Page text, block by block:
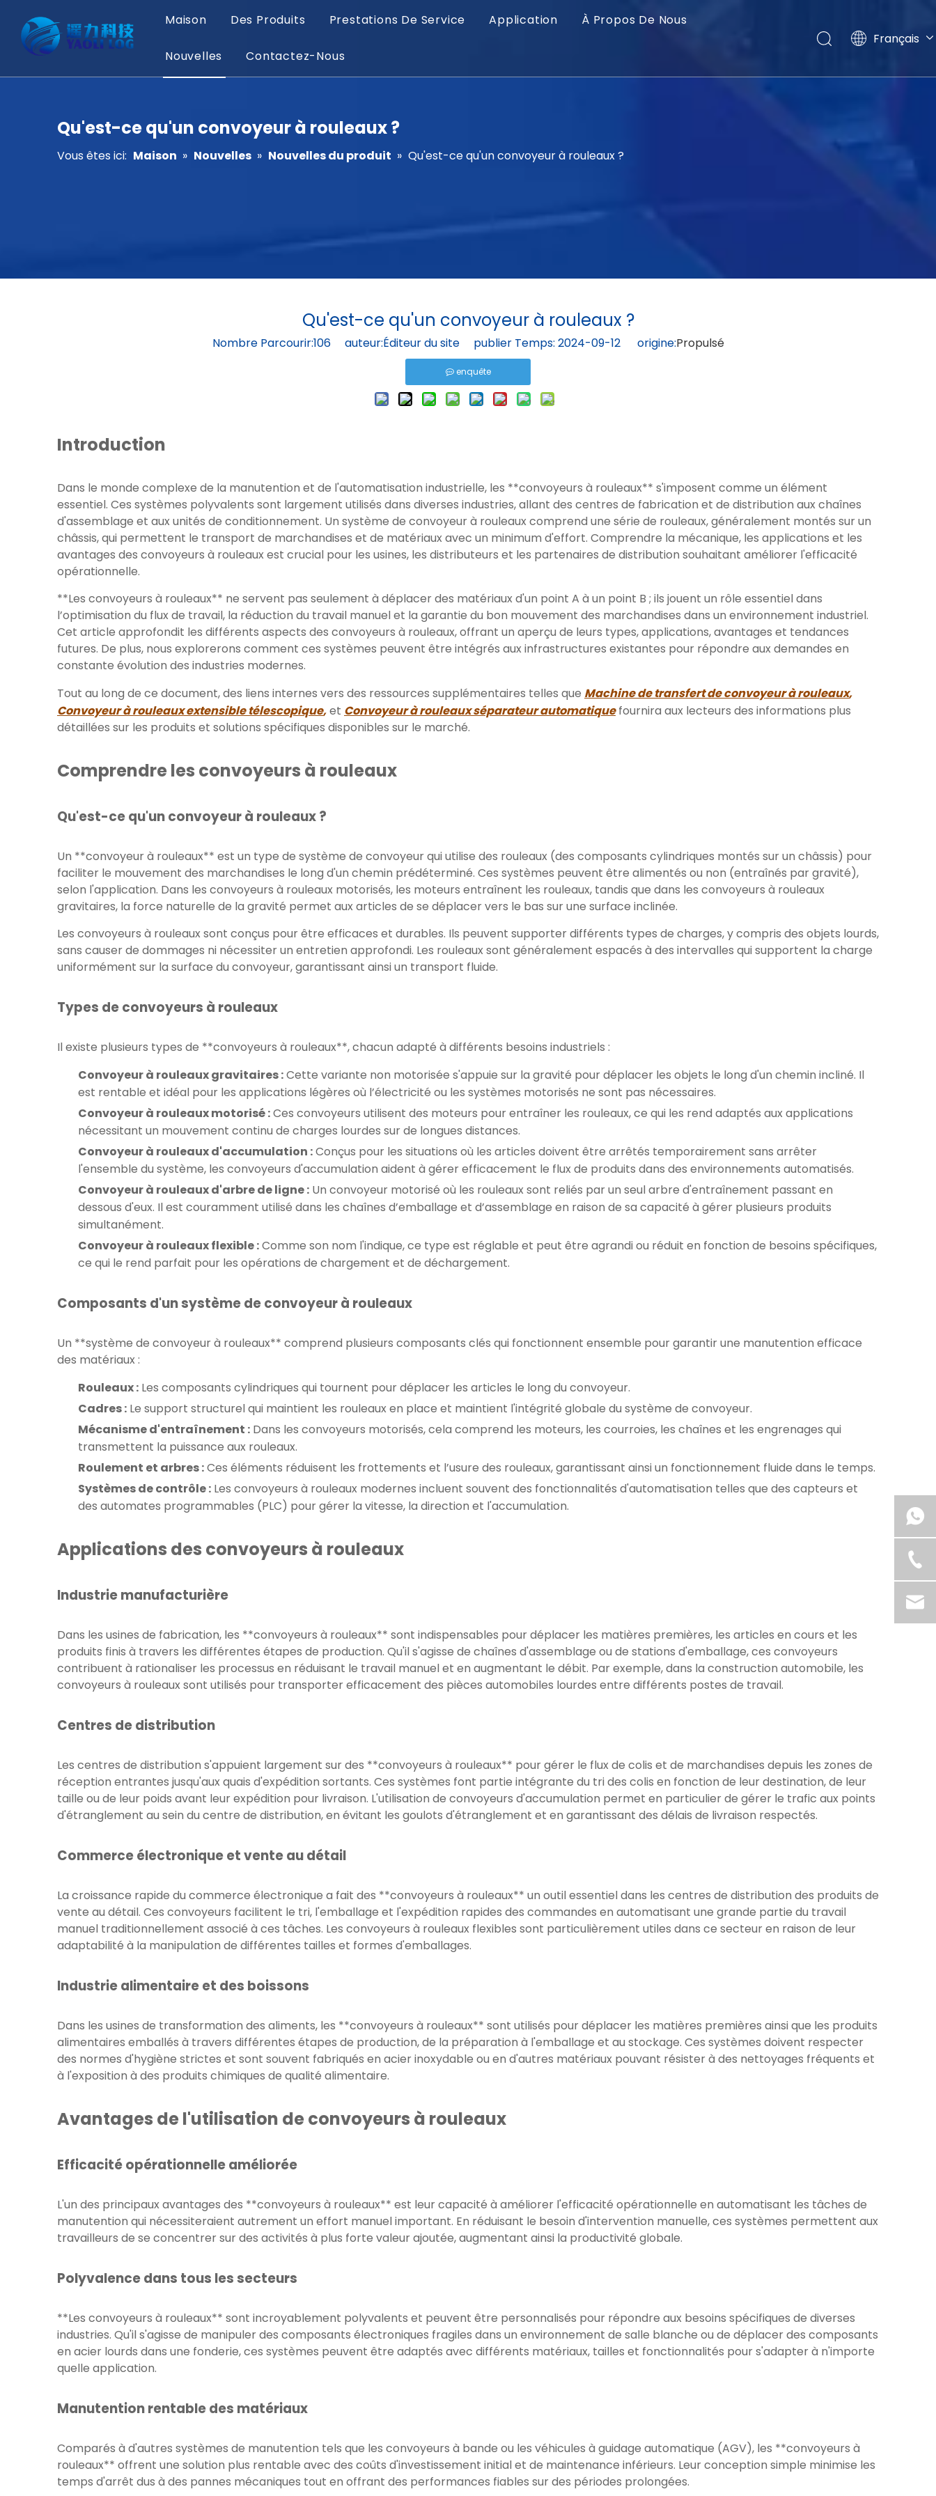
Maison Des Produits Prestations De Service Application À Propos De Nous
Nouvelles Contactez-Nous
Français
العربية
Qu'est-ce qu'un convoyeur à rouleaux ?
Vous êtes ici: Maison » Nouvelles » Nouvelles du produit » Qu'est-ce qu'un convoyeur à rouleaux ?
Qu'est-ce qu'un convoyeur à rouleaux ?
Nombre Parcourir:106auteur:Éditeur du site publier Temps: 2024-09-12 origine:Propulsé
enquête
Introduction
Dans le monde complexe de la manutention et de l'automatisation industrielle, les **convoyeurs à rouleaux** s'imposent comme un élément
essentiel. Ces systèmes polyvalents sont largement utilisés dans diverses industries, allant des centres de fabrication et de distribution aux chaînes
d'assemblage et aux unités de conditionnement. Un système de convoyeur à rouleaux comprend une série de rouleaux, généralement montés sur un
châssis, qui permettent le transport de marchandises et de matériaux avec un minimum d'effort. Comprendre la mécanique, les applications et les
avantages des convoyeurs à rouleaux est crucial pour les usines, les distributeurs et les partenaires de distribution souhaitant améliorer l'efficacité
opérationnelle.
**Les convoyeurs à rouleaux** ne servent pas seulement à déplacer des matériaux d'un point A à un point B ; ils jouent un rôle essentiel dans
l’optimisation du flux de travail, la réduction du travail manuel et la garantie du bon mouvement des marchandises dans un environnement industriel.
Cet article approfondit les différents aspects des convoyeurs à rouleaux, offrant un aperçu de leurs types, applications, avantages et tendances
futures. De plus, nous explorerons comment ces systèmes peuvent être intégrés aux infrastructures existantes pour répondre aux demandes en
constante évolution des industries modernes.
Tout au long de ce document, des liens internes vers des ressources supplémentaires telles que Machine de transfert de convoyeur à rouleaux,
Convoyeur à rouleaux extensible télescopique,et Convoyeur à rouleaux séparateur automatiquefournira aux lecteurs des informations plus
détaillées sur les produits et solutions spécifiques disponibles sur le marché.
Comprendre les convoyeurs à rouleaux
Qu'est-ce qu'un convoyeur à rouleaux ?
Un **convoyeur à rouleaux** est un type de système de convoyeur qui utilise des rouleaux (des composants cylindriques montés sur un châssis) pour
faciliter le mouvement des marchandises le long d'un chemin prédéterminé. Ces systèmes peuvent être alimentés ou non (entraînés par gravité),
selon l'application. Dans les convoyeurs à rouleaux motorisés, les moteurs entraînent les rouleaux, tandis que dans les convoyeurs à rouleaux
gravitaires, la force naturelle de la gravité permet aux articles de se déplacer vers le bas sur une surface inclinée.
Les convoyeurs à rouleaux sont conçus pour être efficaces et durables. Ils peuvent supporter différents types de charges, y compris des objets lourds,
sans causer de dommages ni nécessiter un entretien approfondi. Les rouleaux sont généralement espacés à des intervalles qui supportent la charge
uniformément sur la surface du convoyeur, garantissant ainsi un transport fluide.
Types de convoyeurs à rouleaux
Il existe plusieurs types de **convoyeurs à rouleaux**, chacun adapté à différents besoins industriels :
Convoyeur à rouleaux gravitaires :Cette variante non motorisée s'appuie sur la gravité pour déplacer les objets le long d'un chemin incliné. Il
est rentable et idéal pour les applications légères où l’électricité ou les systèmes motorisés ne sont pas nécessaires.
Convoyeur à rouleaux motorisé :Ces convoyeurs utilisent des moteurs pour entraîner les rouleaux, ce qui les rend adaptés aux applications
nécessitant un mouvement continu de charges lourdes sur de longues distances.
Convoyeur à rouleaux d'accumulation :Conçus pour les situations où les articles doivent être arrêtés temporairement sans arrêter
l'ensemble du système, les convoyeurs d'accumulation aident à gérer efficacement le flux de produits dans des environnements automatisés.
Convoyeur à rouleaux d'arbre de ligne : Un convoyeur motorisé où les rouleaux sont reliés par un seul arbre d'entraînement passant en
dessous d'eux. Il est couramment utilisé dans les chaînes d’emballage et d’assemblage en raison de sa capacité à gérer plusieurs produits
simultanément.
Convoyeur à rouleaux flexible :Comme son nom l'indique, ce type est réglable et peut être agrandi ou réduit en fonction de besoins spécifiques,
ce qui le rend parfait pour les opérations de chargement et de déchargement.
Composants d'un système de convoyeur à rouleaux
Un **système de convoyeur à rouleaux** comprend plusieurs composants clés qui fonctionnent ensemble pour garantir une manutention efficace
des matériaux :
Rouleaux : Les composants cylindriques qui tournent pour déplacer les articles le long du convoyeur.
Cadres : Le support structurel qui maintient les rouleaux en place et maintient l'intégrité globale du système de convoyeur.
Mécanisme d'entraînement : Dans les convoyeurs motorisés, cela comprend les moteurs, les courroies, les chaînes et les engrenages qui
transmettent la puissance aux rouleaux.
Roulement et arbres :Ces éléments réduisent les frottements et l’usure des rouleaux, garantissant ainsi un fonctionnement fluide dans le temps.
Systèmes de contrôle : Les convoyeurs à rouleaux modernes incluent souvent des fonctionnalités d'automatisation telles que des capteurs et
des automates programmables (PLC) pour gérer la vitesse, la direction et l'accumulation.
Applications des convoyeurs à rouleaux
Industrie manufacturière
Dans les usines de fabrication, les **convoyeurs à rouleaux** sont indispensables pour déplacer les matières premières, les articles en cours et les
produits finis à travers les différentes étapes de production. Qu'il s'agisse de chaînes d'assemblage ou de stations d'emballage, ces convoyeurs
contribuent à rationaliser les processus en réduisant le travail manuel et en augmentant le débit. Par exemple, dans la construction automobile, les
convoyeurs à rouleaux sont utilisés pour transporter efficacement des pièces automobiles lourdes entre différents postes de travail.
Centres de distribution
Les centres de distribution s'appuient largement sur des **convoyeurs à rouleaux** pour gérer le flux de colis et de marchandises depuis les zones de
réception entrantes jusqu'aux quais d'expédition sortants. Ces systèmes font partie intégrante du tri des colis en fonction de leur destination, de leur
taille ou de leur poids avant leur expédition pour livraison. L'utilisation de convoyeurs d'accumulation permet en particulier de gérer le trafic aux points
d'étranglement au sein du centre de distribution, en évitant les goulots d'étranglement et en garantissant des délais de livraison respectés.
Commerce électronique et vente au détail
La croissance rapide du commerce électronique a fait des **convoyeurs à rouleaux** un outil essentiel dans les centres de distribution des produits de
vente au détail. Ces convoyeurs facilitent le tri, l'emballage et l'expédition rapides des commandes en automatisant une grande partie du travail
manuel traditionnellement associé à ces tâches. Les convoyeurs à rouleaux flexibles sont particulièrement utiles dans ce secteur en raison de leur
adaptabilité à la manipulation de différentes tailles et formes d'emballages.
Industrie alimentaire et des boissons
Dans les usines de transformation des aliments, les **convoyeurs à rouleaux** sont utilisés pour déplacer les matières premières ainsi que les produits
alimentaires emballés à travers différentes étapes de production, de la préparation à l'emballage et au stockage. Ces systèmes doivent respecter
des normes d'hygiène strictes et sont souvent fabriqués en acier inoxydable ou en d'autres matériaux pouvant résister à des nettoyages fréquents et
à l'exposition à des produits chimiques de qualité alimentaire.
Avantages de l'utilisation de convoyeurs à rouleaux
Efficacité opérationnelle améliorée
L'un des principaux avantages des **convoyeurs à rouleaux** est leur capacité à améliorer l'efficacité opérationnelle en automatisant les tâches de
manutention qui nécessiteraient autrement un effort manuel important. En réduisant le besoin d'intervention manuelle, ces systèmes permettent aux
travailleurs de se concentrer sur des activités à plus forte valeur ajoutée, augmentant ainsi la productivité globale.
Polyvalence dans tous les secteurs
**Les convoyeurs à rouleaux** sont incroyablement polyvalents et peuvent être personnalisés pour répondre aux besoins spécifiques de diverses
industries. Qu'il s'agisse de manipuler des composants électroniques fragiles dans un environnement de salle blanche ou de déplacer des composants
en acier lourds dans une fonderie, ces systèmes peuvent être adaptés avec différents matériaux, tailles et fonctionnalités pour s'adapter à n'importe
quelle application.
Manutention rentable des matériaux
Comparés à d'autres systèmes de manutention tels que les convoyeurs à bande ou les véhicules à guidage automatique (AGV), les **convoyeurs à
rouleaux** offrent une solution plus rentable avec des coûts d'investissement initial et de maintenance inférieurs. Leur conception simple minimise les
temps d'arrêt dus à des pannes mécaniques tout en offrant des performances fiables sur des périodes prolongées.